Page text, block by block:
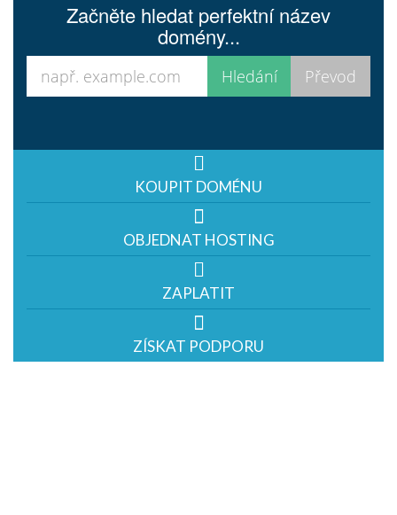
Začněte hledat perfektní název
domény...
KOUPIT DOMÉNU
OBJEDNAT HOSTING
ZAPLATIT
ZÍSKAT PODPORU